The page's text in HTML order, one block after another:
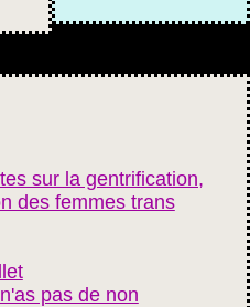
sur la gentrification,
des femmes trans
pas de non